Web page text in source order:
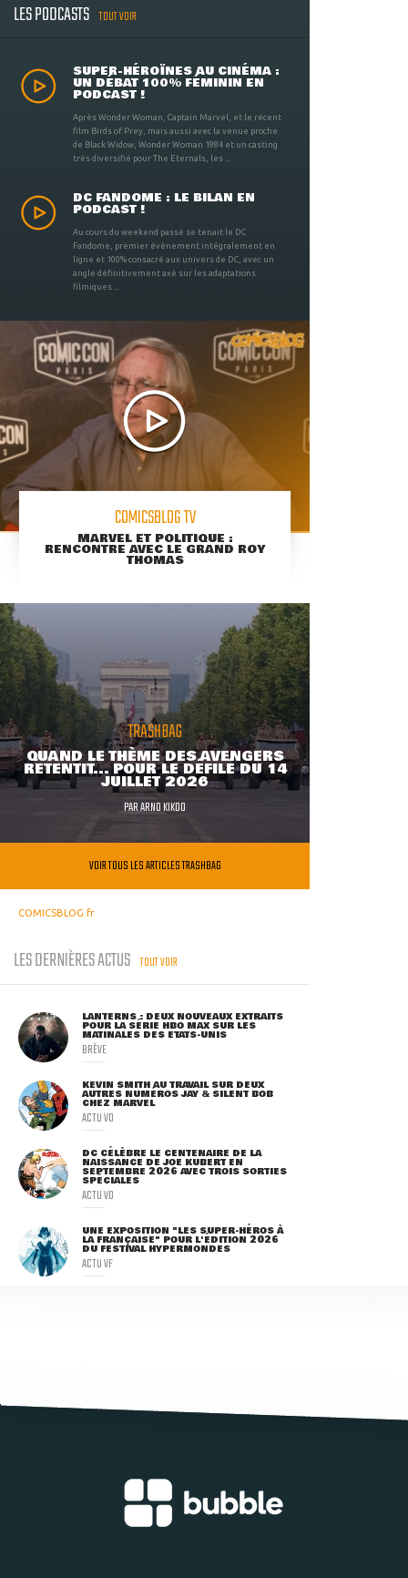
LES PODCASTS TOUT VOIR
SUPER-HÉROÏNES AU CINÉMA :
UN DÉBAT 100% FÉMININ EN
PODCAST !
Après Wonder Woman, Captain Marvel, et le récent
film Birds of Prey, mais aussi avec la venue proche
de Black Widow, Wonder Woman 1984 et un casting
très diversifié pour The Eternals, les ...
DC FANDOME : LE BILAN EN
PODCAST !
Au cours du weekend passé se tenait le DC
Fandome, premier évènement intégralement en
ligne et 100% consacré aux univers de DC, avec un
angle définitivement axé sur les adaptations
filmiques ...
COMICSBLOG TV
MARVEL ET POLITIQUE :
RENCONTRE AVEC LE GRAND ROY
THOMAS
TRASHBAG
QUAND LE THÈME DES AVENGERS
RETENTIT... POUR LE DÉFILÉ DU 14
JUILLET 2026
PARARNO KIKOO
VOIR TOUS LES ARTICLES TRASHBAG
COMICSBLOG.fr
LES DERNIÈRES ACTUS TOUT VOIR
LANTERNS : DEUX NOUVEAUX EXTRAITS
POUR LA SÉRIE HBO MAX SUR LES
MATINALES DES ETATS-UNIS
BRÈVE
KEVIN SMITH AU TRAVAIL SUR DEUX
AUTRES NUMÉROS JAY & SILENT BOB
CHEZ MARVEL
ACTU VO
DC CÉLÈBRE LE CENTENAIRE DE LA
NAISSANCE DE JOE KUBERT EN
SEPTEMBRE 2026 AVEC TROIS SORTIES
SPÉCIALES
ACTU VO
UNE EXPOSITION "LES SUPER-HÉROS À
LA FRANÇAISE" POUR L'ÉDITION 2026
DU FESTIVAL HYPERMONDES
ACTU VF